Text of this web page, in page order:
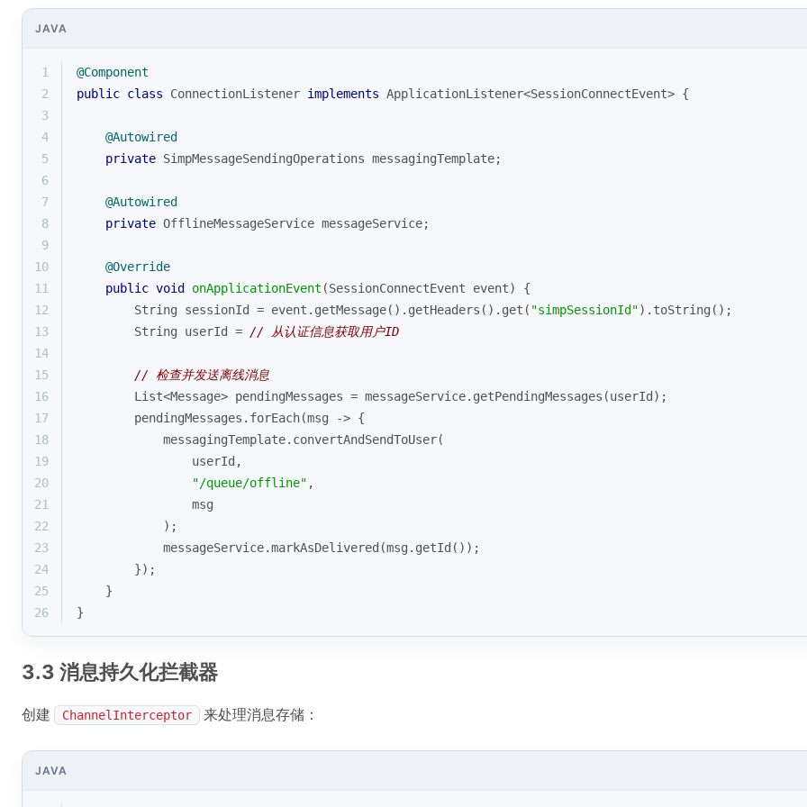
JAVA
1
@Component
2
public class ConnectionListener implements ApplicationListener<SessionConnectEvent> {
3
4
@Autowired
5
private SimpMessageSendingOperations messagingTemplate;
6
7
@Autowired
8
private OfflineMessageService messageService;
9
10
@Override
11
public void onApplicationEvent (SessionConnectEvent event)
{
12
        String sessionId = event.getMessage().getHeaders().get(
"simpSessionId").toString();
13
        String userId =
// 从认证信息获取用户ID
14
15
// 检查并发送离线消息
16
        List<Message> pendingMessages = messageService.getPendingMessages(userId);
17
        pendingMessages.forEach(msg -> {
18
            messagingTemplate.convertAndSendToUser(
19
                userId,
20
"/queue/offline" ,
21
                msg
22
            );
23
            messageService.markAsDelivered(msg.getId());
24
        });
25
    }
26
}
3.3 消息持久化拦截器
创建 ChannelInterceptor 来处理消息存储：
JAVA